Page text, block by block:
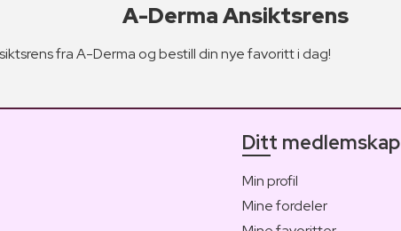
A-Derma Ansiktsrens
fra A-Derma og bestill din nye favoritt i dag!
Ditt medlemskap
Min profil
Mine fordeler